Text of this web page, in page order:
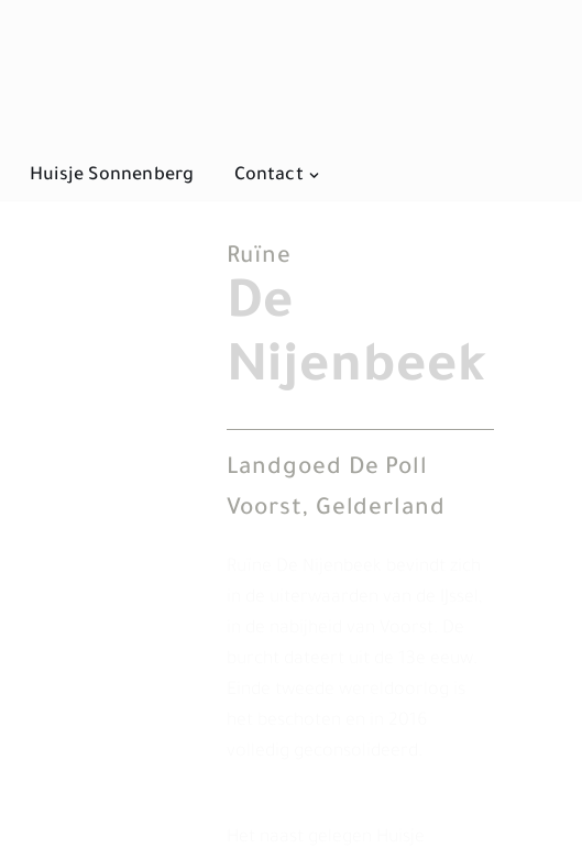
Huisje Sonnenberg Contact
Ruïne
De
Nijenbeek
Landgoed De Poll
Voorst, Gelderland